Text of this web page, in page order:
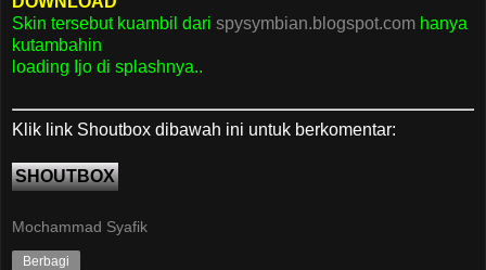
Skin tersebut kuambil dari spysymbian.blogspot.com hanya
kutambahin
loading Ijo di splashnya..
Klik link Shoutbox dibawah ini untuk berkomentar:
SHOUTBOX
Mochammad Syafik
Berbagi